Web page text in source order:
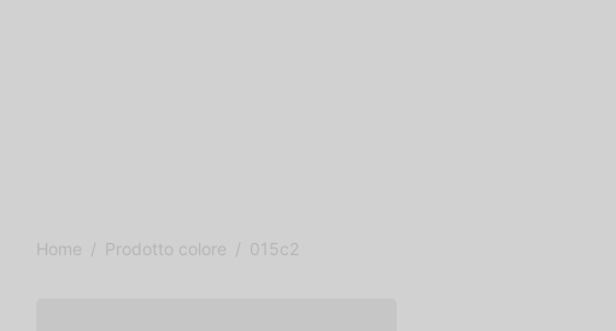
Home / Prodotto colore / 015c2